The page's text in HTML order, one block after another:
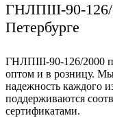
ГНЛПIII-90-126/
Петербурге
ГНЛПIII-90-126/2000
оптом и в розницу. Мы
надежность каждого
поддерживаются
сертификатами.